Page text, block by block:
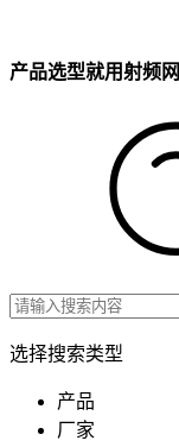
产品选型就用射频网
选择搜索类型
产品
厂家